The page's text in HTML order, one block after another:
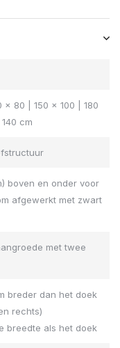
x 80 | 150 x 100 | 180
cm
boven en onder voor
afgewerkt met zwart
met twee
breder dan het doek
rechts)
breedte als het doek